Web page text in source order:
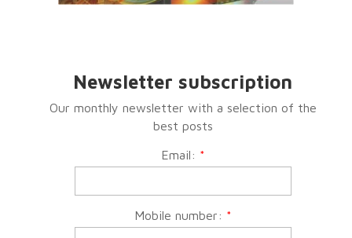
Newsletter subscription
Our monthly newsletter with a selection of the
best posts
Email: *
Mobile number: *